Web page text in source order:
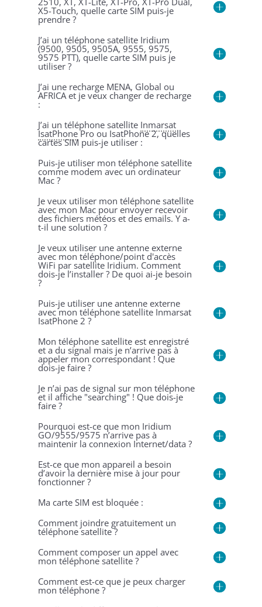
X5-Touch, quelle carte SIM puis-je
prendre ?
J’ai un téléphone satellite Iridium
(9500, 9505, 9505A, 9555, 9575,
9575 PTT), quelle carte SIM puis je
utiliser ?
J’ai une recharge MENA, Global ou
AFRICA et je veux changer de recharge
:
J’ai un téléphone satellite Inmarsat
IsatPhonePro ou IsatPhone 2, quelles
cartes SIM puis-je utiliser :
Puis-je utiliser mon téléphone satellite
comme modem avec un ordinateur
Mac ?
Je veux utiliser mon téléphone satellite
avec mon Mac pour envoyer recevoir
des fichiers météos et des emails. Y a-
t-il une solution ?
Je veux utiliser une antenne externe
avec mon téléphone/point d'accès
WiFi par satellite Iridium. Comment
dois-je l’installer ? De quoi ai-je besoin
?
Puis-je utiliser une antenne externe
avec mon téléphone satellite Inmarsat
IsatPhone 2 ?
Mon téléphone satellite est enregistré
et a du signal mais je n’arrive pas à
appeler mon correspondant ! Que
dois-je faire ?
Je n’ai pas de signal sur mon téléphone
et il affiche "searching" ! Que dois-je
faire ?
Pourquoi est-ce que mon Iridium
GO/9555/9575 n’arrive pas à
maintenir la connexion Internet/data ?
Est-ce que mon appareil a besoin
d’avoir la dernière mise à jour pour
fonctionner ?
Ma carte SIM est bloquée :
Comment joindre gratuitement un
téléphone satellite ?
Comment composer un appel avec
mon téléphone satellite ?
Comment est-ce que je peux charger
mon téléphone ?